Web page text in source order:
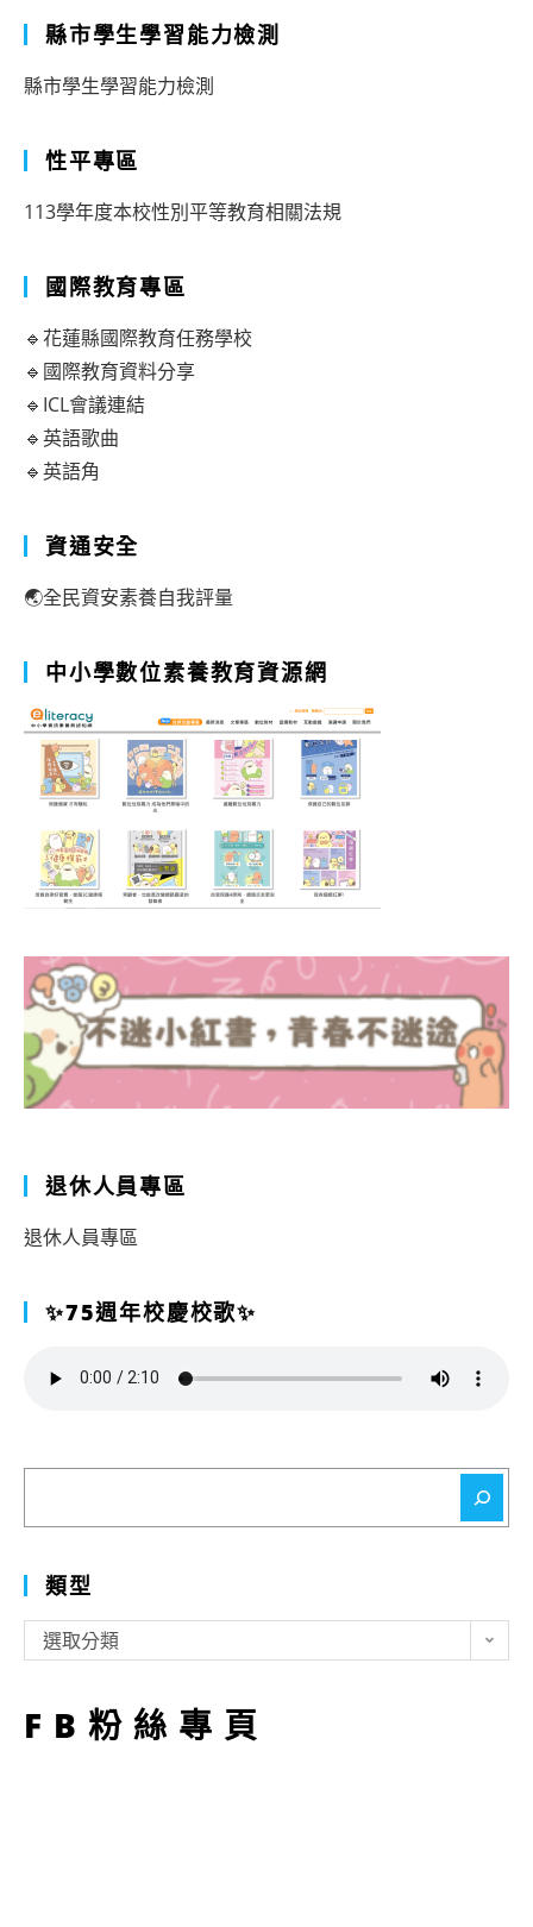
縣市學生學習能力檢測
縣市學生學習能力檢測
性平專區
113學年度本校性別平等教育相關法規
國際教育專區
🔹花蓮縣國際教育任務學校
🔹國際教育資料分享
🔹ICL會議連結
🔹英語歌曲
🔹英語角
資通安全
🌏全民資安素養自我評量
中小學數位素養教育資源網
退休人員專區
退休人員專區
✨75週年校慶校歌✨
類型
型
選取分類
FB粉絲專頁